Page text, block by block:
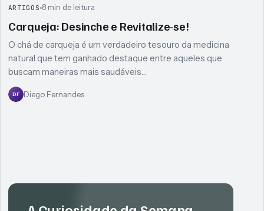
ARTIGOS 8 min de leitura
Carqueja: Desinche e Revitalize-se!
O chá de carqueja é um verdadeiro tesouro da medicina
natural que tem ganhado destaque entre aqueles que
buscam maneiras mais saudáveis…
DF Diego Fernandes